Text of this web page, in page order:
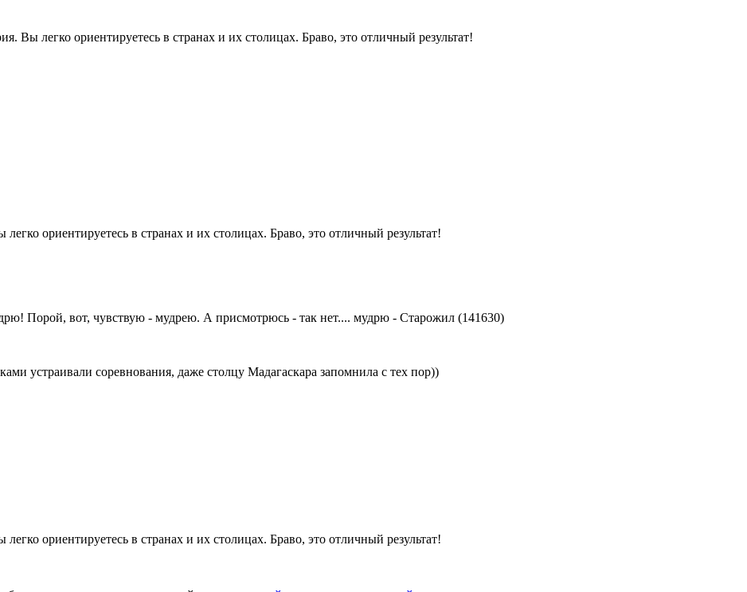
Вы легко ориентируетесь в странах и их столицах. Браво, это отличный результат!
ориентируетесь в странах и их столицах. Браво, это отличный результат!
Порой, вот, чувствую - мудрею. А присмотрюсь - так нет.... мудрю - Старожил (141630)
устраивали соревнования, даже столцу Мадагаскара запомнила с тех пор))
ориентируетесь в странах и их столицах. Браво, это отличный результат!